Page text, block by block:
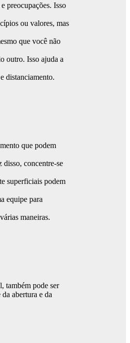
preocupações. Isso
ou valores, mas
que você não
outro. Isso ajuda a
distanciamento.
que podem
disso, concentre-se
superficiais podem
equipe para
maneiras.
também pode ser
abertura e da